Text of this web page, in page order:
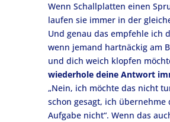
Wenn Schallplatten einen
laufen sie immer in der
Und genau das empfehle ich
wenn jemand hartnäckig am
und dich weich klopfen
wiederhole deine Antwort
„Nein, ich möchte das nicht
schon gesagt, ich übernehme
Aufgabe nicht“. Wenn das